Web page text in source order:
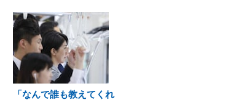
「なんで誰も教えてくれ